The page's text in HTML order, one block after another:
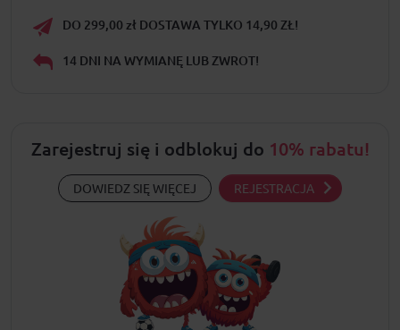
DO 299,00 zł DOSTAWA TYLKO 14,90 ZŁ!
14 DNI NA WYMIANĘ LUB ZWROT!
Zarejestruj się i odblokuj do 10% rabatu!
DOWIEDZ SIĘ WIĘCEJ REJESTRACJA